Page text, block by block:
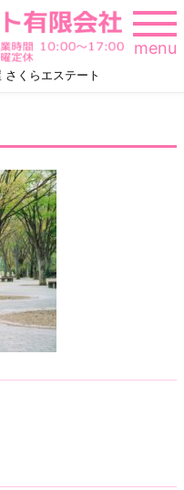
くらエステート
menu